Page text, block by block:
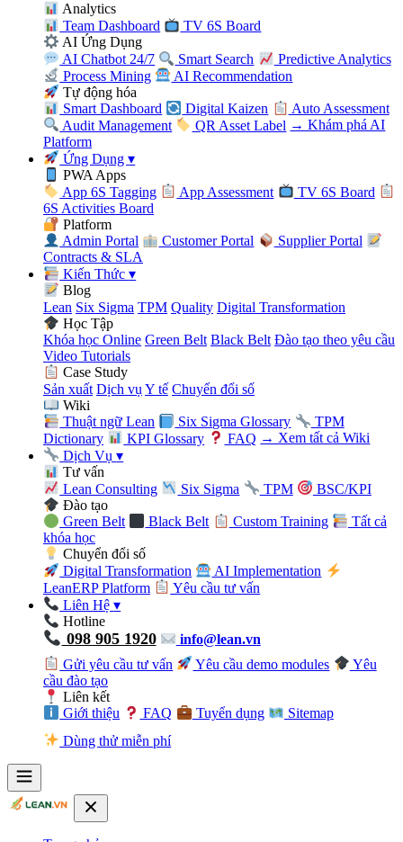
Analytics
Team Dashboard
TV 6S Board
AI Ứng Dụng
AI Chatbot 24/7
Smart Search
Predictive Analytics
Process Mining
AI Recommendation
Tự động hóa
Smart Dashboard
Digital Kaizen
Auto Assessment
Audit Management
QR Asset Label → Khám phá AI
Platform
Ứng Dụng▾
PWA Apps
App 6S Tagging
App Assessment
TV 6S Board
6S Activities Board
Platform
Admin Portal
Customer Portal
Supplier Portal
Contracts & SLA
Kiến Thức▾
Blog
Lean Six Sigma TPM Quality Digital Transformation
Học Tập
Khóa học Online Green Belt Black Belt Đào tạo theo yêu cầu
Video Tutorials
Case Study
Sản xuất Dịch vụ Y tế Chuyển đổi số
Wiki
Thuật ngữ Lean
Six Sigma Glossary
TPM
Dictionary
KPI Glossary FAQ → Xem tất cả Wiki
Dịch Vụ▾
Tư vấn
Lean Consulting
Six Sigma TPM
BSC/KPI
Đào tạo
Green Belt
Black Belt Custom Training
Tất cả
khóa học
Chuyển đổi số
Digital Transformation
AI Implementation
LeanERP Platform
Yêu cầu tư vấn
Liên Hệ▾
Hotline
098 905 1920
info@lean.vn
Gửi yêu cầu tư vấn
Yêu cầu demo modules
Yêu
cầu đào tạo
Liên kết
Giới thiệu
FAQ Tuyển dụng
Sitemap
Dùng thử miễn phí